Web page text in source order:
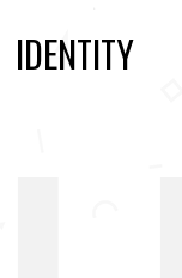
IDENTITY